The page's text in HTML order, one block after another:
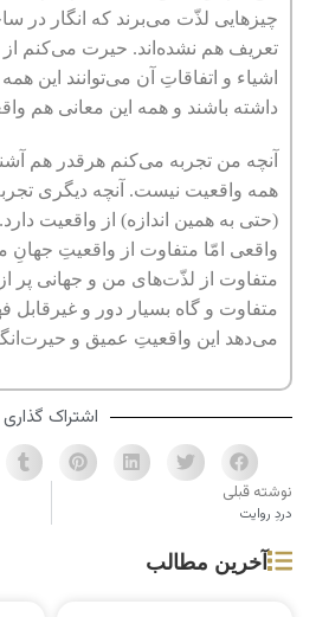
چیزهایی لذّت می‌برند که انگار در
تعریف هم نشده‌اند. حیرت می‌کنم از
اشیاء و اتفاقاتِ آن می‌توانند این
داشته باشند و همه این معانی هم
آنچه من تجربه می‌کنم هرقدر هم
همه واقعیت نیست. آنچه دیگری
(حتی به همین اندازه) از واقعیت
واقعی امّا متفاوت از واقعیتِ جهانِ
متفاوت از لذّت‌های من و جهانی پر از
متفاوت و گاه بسیار دور و غیرقابل
می‌دهد این واقعیتِ عمیق و
اشتراک گذاری
نوشته قبلی
دردِ روایت
آخرین مطالب